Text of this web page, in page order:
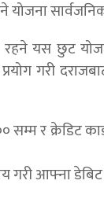
योजना
यस छुट
गरी
र क्रेडिट
आफ्ना डेबिट र